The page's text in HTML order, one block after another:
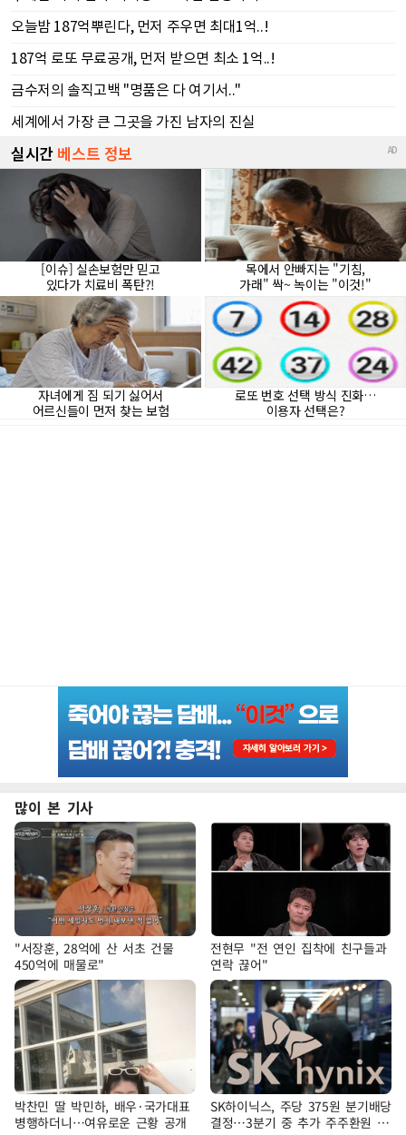
많이 본 기사
"서장훈, 28억에 산 서초 건물
450억에 매물로"
전현무 "전 연인 집착에 친구들과
연락 끊어"
박찬민 딸 박민하, 배우·국가대표
병행하더니…여유로운 근황 공개
SK하이닉스, 주당 375원 분기배당
결정…3분기 중 추가 주주환원 발